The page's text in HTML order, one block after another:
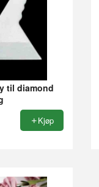
til diamond
Kjøp